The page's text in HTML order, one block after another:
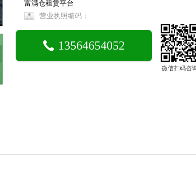
富满仓租赁平台
营业执照编码：
13564654052
微信扫码咨